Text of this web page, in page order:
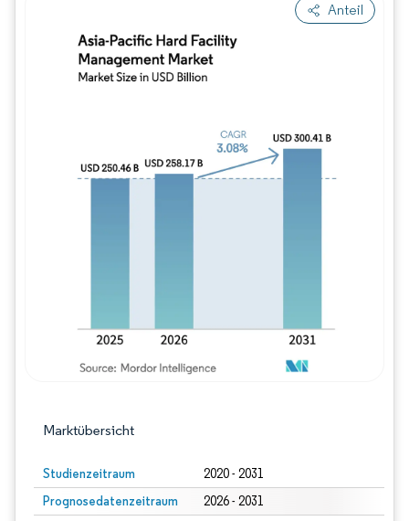
Anteil
Marktübersicht
Studienzeitraum 2020 - 2031
Prognosedatenzeitraum 2026 - 2031